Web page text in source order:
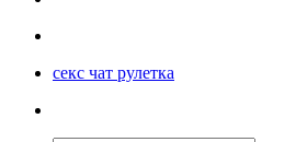
секс чат рулетка